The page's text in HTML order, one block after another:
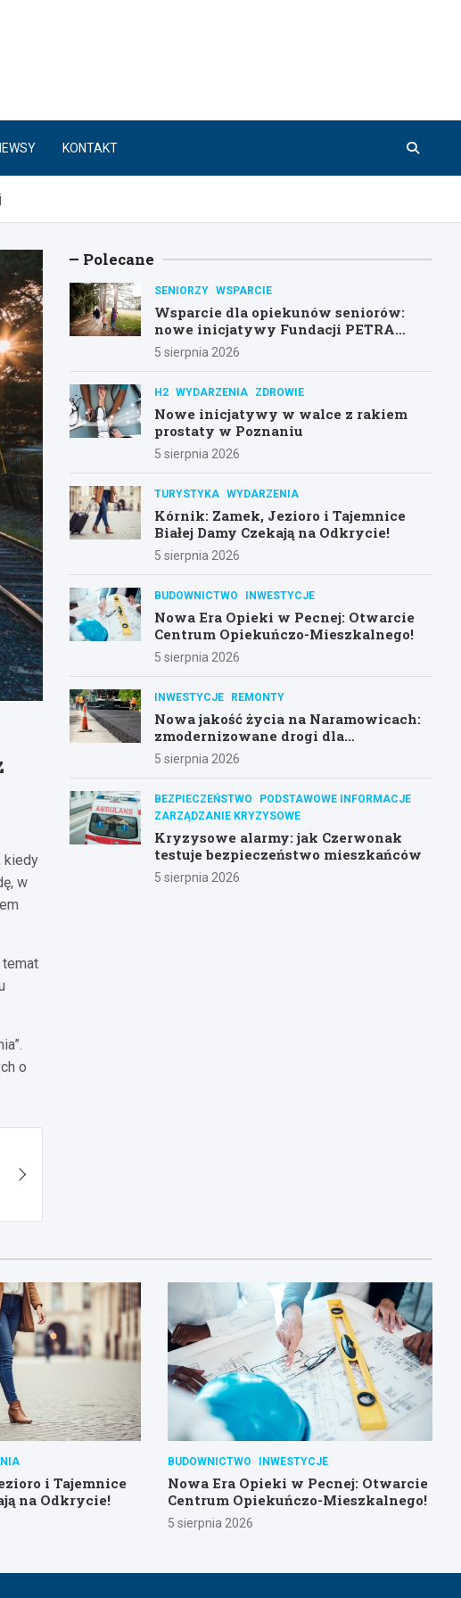
KONTAKT
kiedy
w
temat
o
Polecane
SENIORZY WSPARCIE
Wsparcie dla opiekunów seniorów:
nowe inicjatywy Fundacji PETRA
Senior
5 sierpnia 2026
H2 WYDARZENIA ZDROWIE
Nowe inicjatywy w walce z rakiem
prostaty w Poznaniu
5 sierpnia 2026
TURYSTYKA WYDARZENIA
Kórnik: Zamek, Jezioro i Tajemnice
Białej Damy Czekają na Odkrycie!
5 sierpnia 2026
BUDOWNICTWO INWESTYCJE
Nowa Era Opieki w Pecnej: Otwarcie
Centrum Opiekuńczo-Mieszkalnego!
5 sierpnia 2026
INWESTYCJE REMONTY
Nowa jakość życia na Naramowicach:
zmodernizowane drogi dla
mieszkańców
5 sierpnia 2026
BEZPIECZEŃSTWO
PODSTAWOWE INFORMACJE
ZARZĄDZANIE KRYZYSOWE
Kryzysowe alarmy: jak Czerwonak
testuje bezpieczeństwo mieszkańców
5 sierpnia 2026
i Tajemnice
na Odkrycie!
BUDOWNICTWO INWESTYCJE
Nowa Era Opieki w Pecnej: Otwarcie
Centrum Opiekuńczo-Mieszkalnego!
5 sierpnia 2026